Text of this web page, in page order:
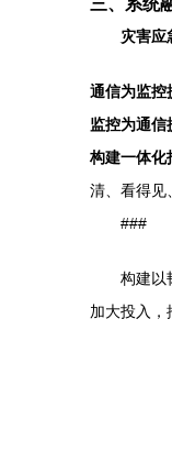
灾害应
通信为监控
监控为通信
构建一体化
清、看得见
###
构建以
加大投入，